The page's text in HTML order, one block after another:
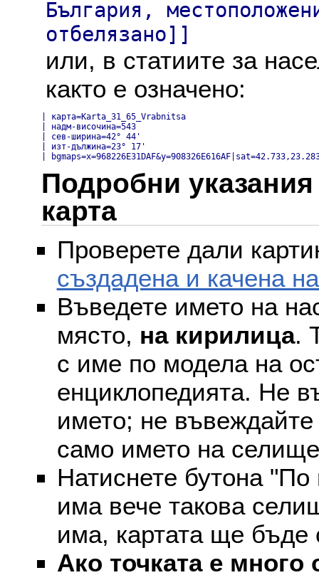
България,
отбелязано]]
или, в статиите за
както е означено:
| карта=Karta_31_65_Vrabnitsa
| надм-височина=543
| сев-ширина=42° 44'
| изт-дължина=23° 17'
|
Подробни
карта
Проверете дали
създадена и качена
Въведете името на
място, на кирилица.
с име по модела на
енциклопедията. Не
името; не въвеждайте
само името на
Натиснете бутона
има вече такова
има, картата ще бъде
Ако точката е много